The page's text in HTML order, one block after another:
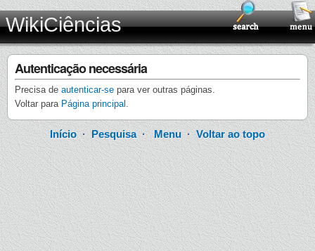
WikiCiências
Autenticação necessária
Precisa de autenticar-se para ver outras páginas.
Voltar para Página principal .
Início · Pesquisa·Menu ·Voltar ao topo